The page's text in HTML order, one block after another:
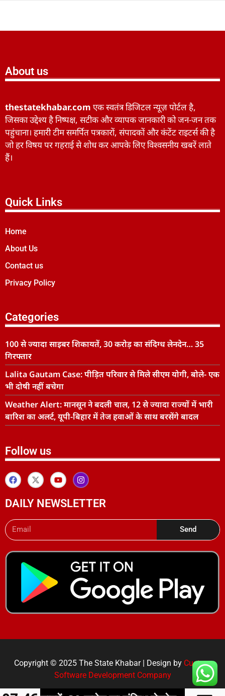
About us
thestatekhabar.com एक स्वतंत्र डिजिटल न्यूज़ पोर्टल है,
जिसका उद्देश्य है निष्पक्ष, सटीक और व्यापक जानकारी को जन-जन तक
पहुंचाना। हमारी टीम समर्पित पत्रकारों, संपादकों और कंटेंट राइटर्स की है
जो हर विषय पर गहराई से शोध कर आपके लिए विश्वसनीय खबरें लाते
हैं।
Quick Links
Home
About Us
Contact us
Privacy Policy
Categories
100 से ज्यादा साइबर शिकायतें, 30 करोड़ का संदिग्ध लेनदेन… 35
गिरफ्तार
Lalita Gautam Case: पीड़ित परिवार से मिले सीएम योगी, बोले- एक
भी दोषी नहीं बचेगा
Weather Alert: मानसून ने बदली चाल, 12 से ज्यादा राज्यों में भारी
बारिश का अलर्ट, यूपी-बिहार में तेज हवाओं के साथ बरसेंगे बादल
Follow us
DAILY NEWSLETTER
Send
Copyright © 2025 The State Khabar | Design by Custom
Software Development Company